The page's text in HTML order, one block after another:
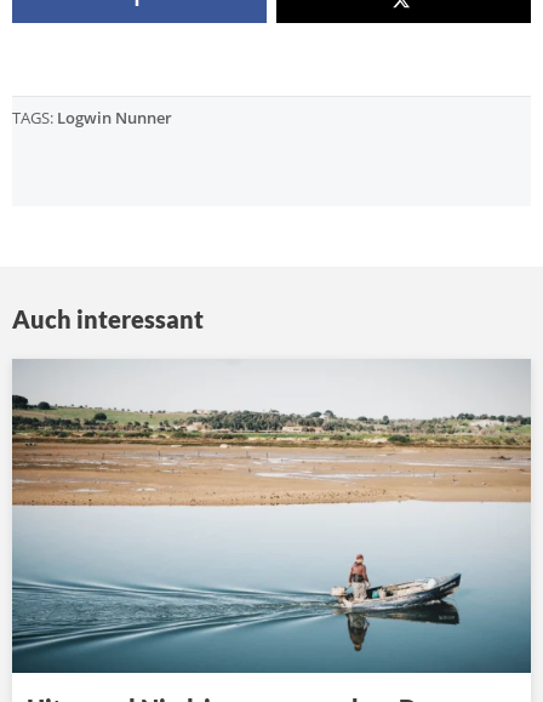
TAGS: Logwin Nunner
Auch interessant